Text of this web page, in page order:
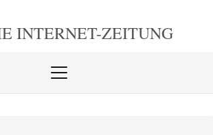
INTERNET-ZEITUNG
Menü